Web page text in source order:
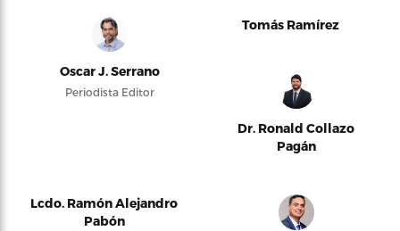
Oscar J. Serrano
Periodista Editor
Tomás Ramírez
Dr. Ronald Collazo
Pagán
Lcdo. Ramón Alejandro
Pabón